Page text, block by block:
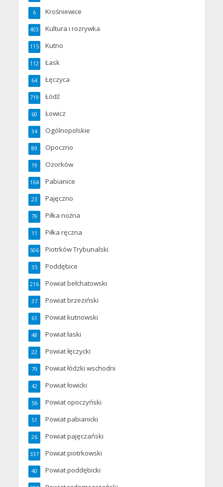
Krośniewice
6
Kultura i rozrywka
403
Kutno
115
Łask
112
Łęczyca
64
Łódź
719
Łowicz
60
Ogólnopolskie
34
Opoczno
89
Ozorków
19
Pabianice
164
Pajęczno
23
Piłka nożna
79
Piłka ręczna
11
Piotrków Trybunalski
506
Poddębice
35
Powiat bełchatowski
216
Powiat brzeziński
37
Powiat kutnowski
61
Powiat łaski
48
Powiat łęczycki
22
Powiat łódzki wschodni
79
Powiat łowicki
42
Powiat opoczyński
56
Powiat pabianicki
51
Powiat pajęczański
26
Powiat piotrkowski
337
Powiat poddębicki
40